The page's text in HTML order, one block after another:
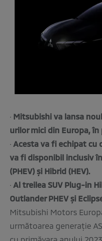
· Mitsubishi va lansa
urilor mici din Europa,
· Acesta va fi echipat cu
va fi disponibil inclusiv
(PHEV) și Hibrid (HEV).
· Al treilea SUV Plug-in
Outlander PHEV și
Mitsubishi Motors
următoarea generație
cu primăvara anului 2023.